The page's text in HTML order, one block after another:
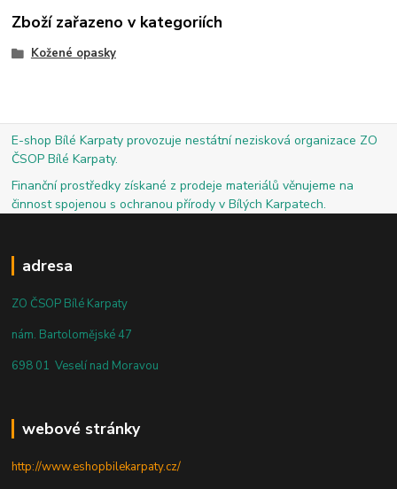
Zboží zařazeno v kategoriích
Kožené opasky
E-shop Bílé Karpaty provozuje nestátní nezisková organizace ZO
ČSOP Bílé Karpaty.
Finanční prostředky získané z prodeje materiálů věnujeme na
činnost spojenou s ochranou přírody v Bílých Karpatech.
adresa
ZO ČSOP Bílé Karpaty
nám. Bartolomějské 47
698 01 Veselí nad Moravou
webové stránky
http://www.eshopbilekarpaty.cz/